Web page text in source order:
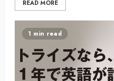
READ MORE
1 min read